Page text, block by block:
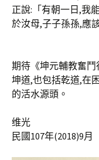
正說:「有朝一日,我
於汝母,子子孫孫,應該
期待《坤元輔教奮
坤道,也包括乾道,在
的活水源頭。
维光
民國107年(2018)9月